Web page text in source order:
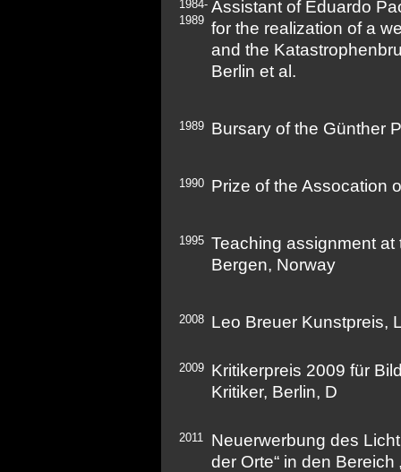
1984-
1989
Assistant of Eduardo
for the realization of a
and the
Berlin et al.
1989 Bursary of the Günther
1990 Prize of the Assocation
1995 Teaching assignment
Bergen, Norway
2008 Leo Breuer Kunstpreis,
2009 Kritikerpreis 2009 für
Kritiker, Berlin, D
2011
Neuerwerbung des
der Orte“ in den